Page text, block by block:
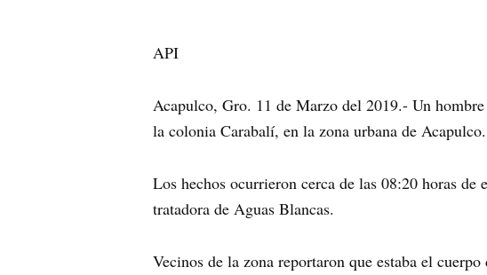
API
Acapulco, Gro. 11 de Marzo del 2019.- Un hombre
la colonia Carabalí, en la zona urbana de Acapulco.
Los hechos ocurrieron cerca de las 08:20 horas
tratadora de Aguas Blancas.
Vecinos de la zona reportaron que estaba el